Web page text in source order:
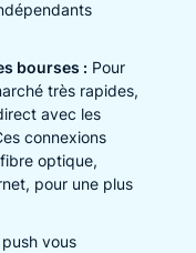
bourses : Pour
très rapides,
avec les
connexions
optique,
pour une plus
vous